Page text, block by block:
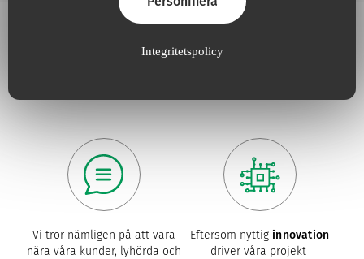
Integritetspolicy
Vi tror nämligen på att vara
nära våra kunder, lyhörda och
Eftersom nyttiginnovation
driver våra projekt